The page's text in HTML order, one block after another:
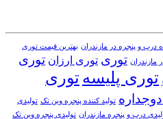
درب و پنجره در مازندران بهترین قیمت توری
مازندران توری توری ارزان توری
توری پلیسه توری
تولید کننده پنجره وین تک تولیدی
درب و پنجره مازندران تولیدی پنجره وین تک